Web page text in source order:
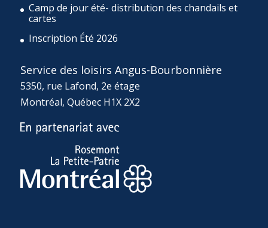
Camp de jour été- distribution des chandails et
cartes
Inscription Été 2026
Service des loisirs Angus-Bourbonnière
5350, rue Lafond, 2e étage
Montréal, Québec H1X 2X2